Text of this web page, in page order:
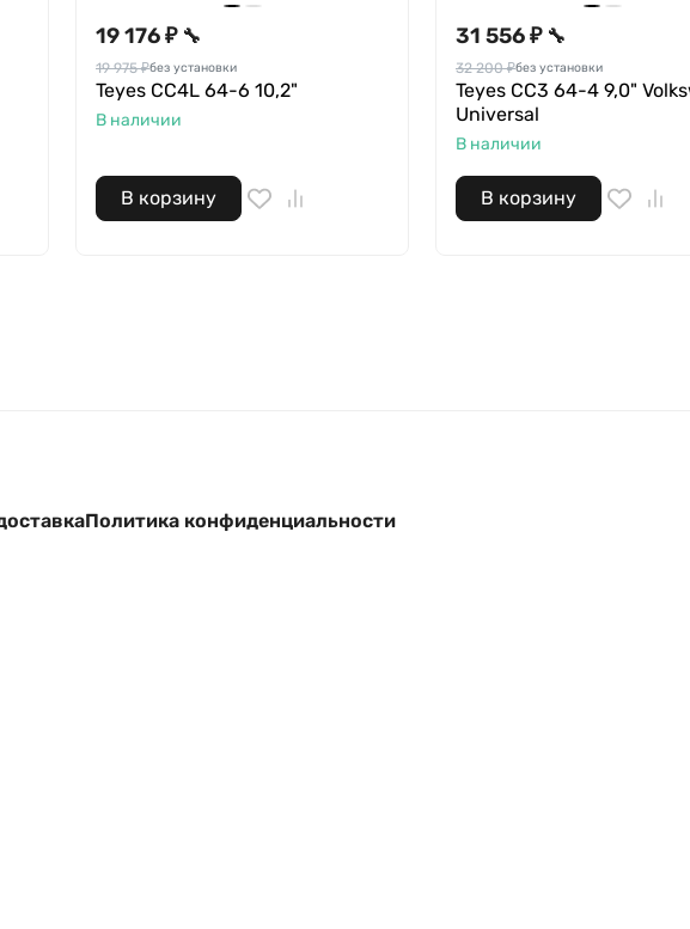
19 176 ₽ 🔧
19 975 ₽без установки
Teyes CC4L 64-6 10,2"
В наличии
В корзину
31 556 ₽ 🔧
32 200 ₽без установки
Teyes CC3 64-4 9,0"
Universal
В наличии
В корзину
Политика конфиденциальности